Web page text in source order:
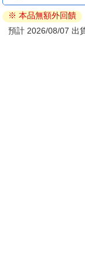
ATM提款機，請不
退換貨須知：
※ 本品無額外回饋
預計 2026/08/07 出